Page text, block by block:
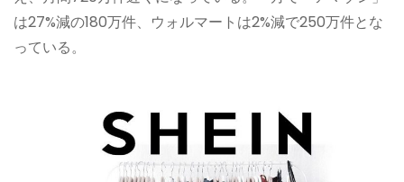
は27%減の180万件、ウォルマートは2%減で250万件とな
っている。